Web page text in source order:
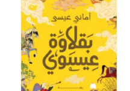
إضافة
إلى
قائمة
الرغبات